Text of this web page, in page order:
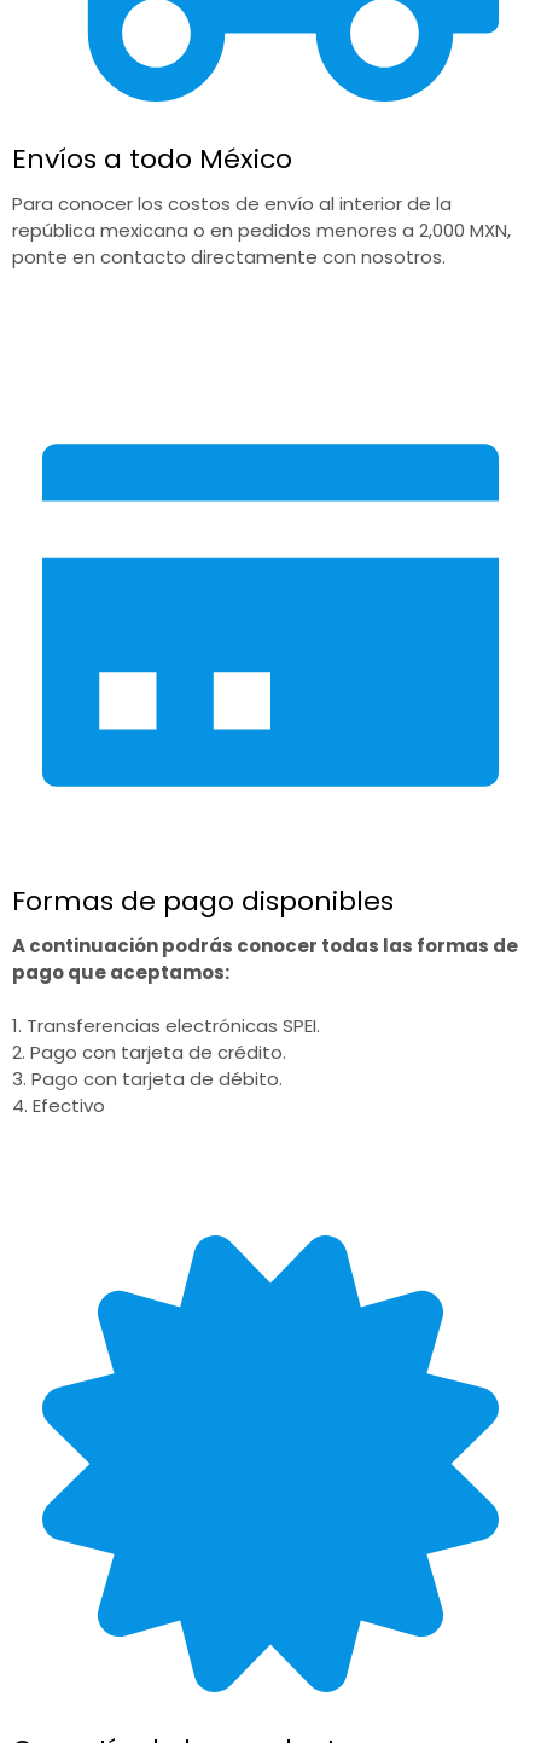
Envíos a todo México
Para conocer los costos de envío al interior de la
república mexicana o en pedidos menores a 2,000 MXN,
ponte en contacto directamente con nosotros.
Formas de pago disponibles
A continuación podrás conocer todas las formas de
pago que aceptamos:
1. Transferencias electrónicas SPEI.
2. Pago con tarjeta de crédito.
3. Pago con tarjeta de débito.
4. Efectivo